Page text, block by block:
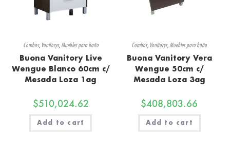
Combos, Vanitorys,Muebles para baño
Buona Vanitory Live
Wengue Blanco 60cm c/
Mesada Loza 1ag
$510,024.62
Add to cart
Combos, Vanitorys,Muebles para baño
Buona Vanitory Vera
Wengue 50cm c/
Mesada Loza 3ag
$408,803.66
Add to cart